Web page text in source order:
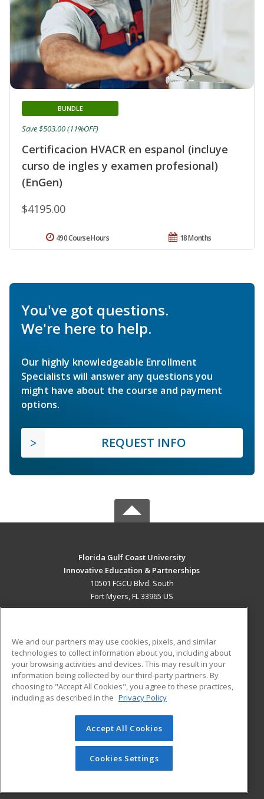
Certificacion HVACR en espanol (incluye
curso de ingles y examen profesional)
(EnGen)
BUNDLE
$4195.00
Save $503.00 (11%OFF)
18 Months
490 Course Hours
You've got questions.
We're here to help.
Our highly knowledgeable Enrollment
Specialists will answer any questions you
might have about the course and payment
options.
REQUEST INFO
Florida Gulf Coast University
Innovative Education & Partnerships
10501 FGCU Blvd. South
Fort Myers, FL 33965 US
ADDITIONAL RESOURCES
Military
Financial Assistance
Help
Student Blog
© 2026 ed2go, a division of Cengage Learning. All rights
reserved. The material on this site cannot be reproduced or
redistributed unless you have obtained prior written
permission from Cengage Learning.Privacy Policy
We and our partners may use cookies, pixels, and similar
technologies to collect information about you, including about
your browsing activities and devices. This may result in your
information being collected by our third-party partners. By
choosing to "Accept All Cookies", you agree to these practices,
including as described in the Privacy Policy
Accept All Cookies
Cookies Settings